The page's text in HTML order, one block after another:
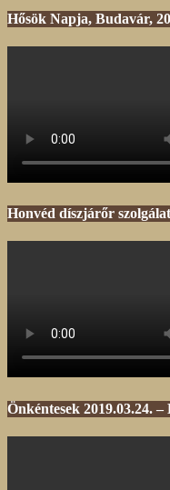
Hősök Napja, Budavár,
Honvéd díszjárőr szolgálat
Önkéntesek 2019.03.24.